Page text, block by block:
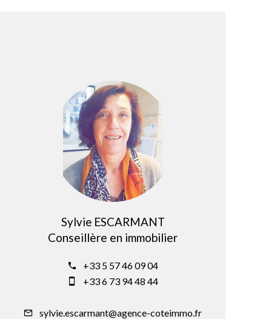
Sylvie ESCARMANT
Conseillère en immobilier
+33 5 57 46 09 04
+33 6 73 94 48 44
sylvie.escarmant@agence-coteimmo.fr